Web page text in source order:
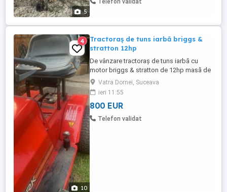
5
Telefon validat
10
4
Tractoraș de tuns iarbă briggs &
stratton 12hp
De vânzare tractoraș de tuns iarbă cu
motor briggs & stratton de 12hp masă de
tăiere 115m cu două cuțite treaptă de
forța pentru masa de tăiere 5viteze
marșarier pornire la cheie doar bateria
slabă,în rest funcționează impecabil
cauciucuri foarte bune
Vatra Dornei, Suceava
ieri 11:55
800 EUR
Telefon validat